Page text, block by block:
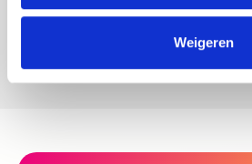
Weigeren
Versturen